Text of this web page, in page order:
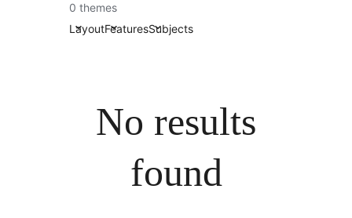
0 themes
LayoutFeaturesSubjects
No results
found